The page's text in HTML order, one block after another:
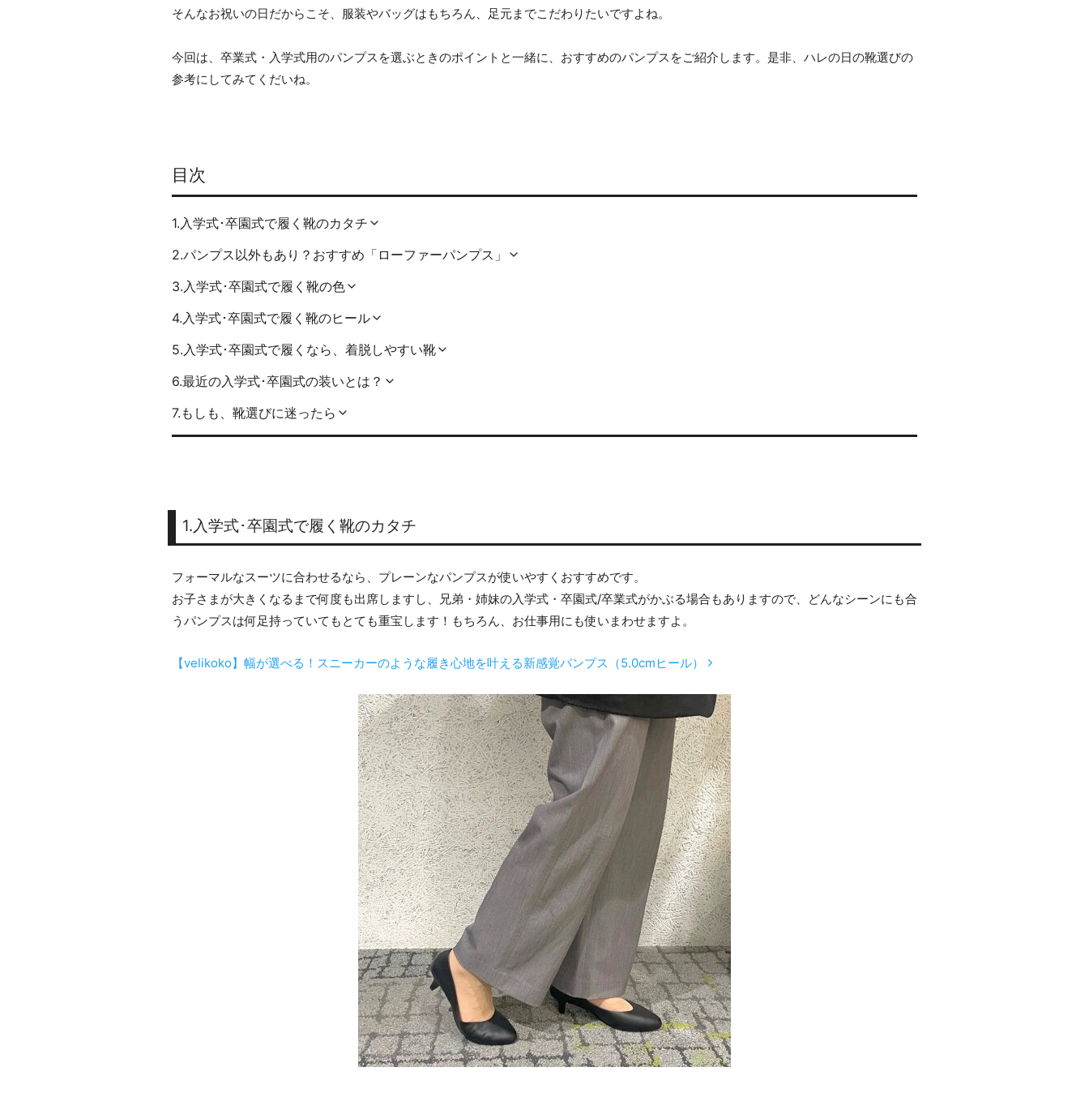
そんなお祝いの日だからこそ、服装やバッグはもちろん、足元までこだわりたいですよね。
今回は、卒業式・入学式用のパンプスを選ぶときのポイントと一緒に、おすすめのパンプスをご紹介します。是非、ハレの日の靴選びの
参考にしてみてくだいね。
目次
1.入学式･卒園式で履く靴のカタチ
2.パンプス以外もあり？おすすめ「ローファーパンプス」
3.入学式･卒園式で履く靴の色
4.入学式･卒園式で履く靴のヒール
5.入学式･卒園式で履くなら、着脱しやすい靴
6.最近の入学式･卒園式の装いとは？
7.もしも、靴選びに迷ったら
1.入学式･卒園式で履く靴のカタチ
フォーマルなスーツに合わせるなら、プレーンなパンプスが使いやすくおすすめです。
お子さまが大きくなるまで何度も出席しますし、兄弟・姉妹の入学式・卒園式/卒業式がかぶる場合もありますので、どんなシーンにも合
うパンプスは何足持っていてもとても重宝します！もちろん、お仕事用にも使いまわせますよ。
【velikoko】幅が選べる！スニーカーのような履き心地を叶える新感覚パンプス（5.0cmヒール）